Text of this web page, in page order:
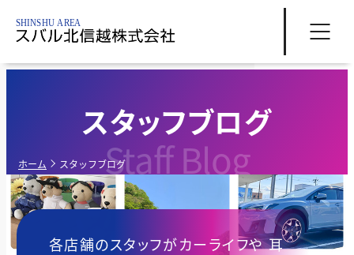
Staff Blog
スタッフブログ
ホーム スタッフブログ
各店舗のスタッフがカーライフや耳